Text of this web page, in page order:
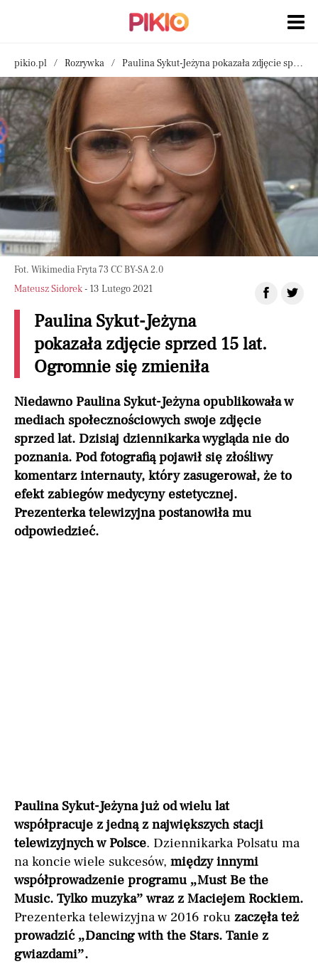
pikio.pl Rozrywka Paulina Sykut-Jeżyna pokazała zdjęcie sprzed 15 lat. Ogromnie się zmieniła
Fot. Wikimedia Fryta 73 CC BY-SA 2.0
Mateusz Sidorek- 13 Lutego 2021
Paulina Sykut-Jeżyna
pokazała zdjęcie sprzed 15 lat.
Ogromnie się zmieniła
Niedawno Paulina Sykut-Jeżyna opublikowała w
mediach społecznościowych swoje zdjęcie
sprzed lat. Dzisiaj dziennikarka wygląda nie do
poznania. Pod fotografią pojawił się złośliwy
komentarz internauty, który zasugerował, że to
efekt zabiegów medycyny estetycznej.
Prezenterka telewizyjna postanowiła mu
odpowiedzieć.
Paulina Sykut-Jeżyna już od wielu lat
współpracuje z jedną z największych stacji
telewizyjnych w Polsce. Dziennikarka Polsatu ma
na koncie wiele sukcesów, między innymi
współprowadzenie programu „Must Be the
Music. Tylko muzyka” wraz z Maciejem Rockiem.
Prezenterka telewizyjna w 2016 roku zaczęła też
prowadzić „Dancing with the Stars. Tanie z
gwiazdami”.